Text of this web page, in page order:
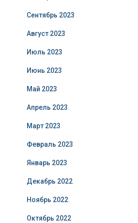
Сентябрь 2023
Август 2023
Июль 2023
Июнь 2023
Май 2023
Апрель 2023
Март 2023
Февраль 2023
Январь 2023
Декабрь 2022
Ноябрь 2022
Октябрь 2022